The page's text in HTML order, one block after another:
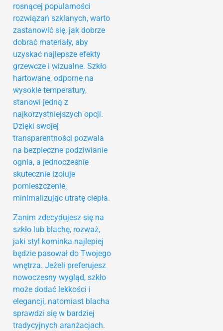
rosnącej popularności
rozwiązań szklanych, warto
zastanowić się, jak dobrze
dobrać materiały, aby
uzyskać najlepsze efekty
grzewcze i wizualne. Szkło
hartowane, odporne na
wysokie temperatury,
stanowi jedną z
najkorzystniejszych opcji.
Dzięki swojej
transparentności pozwala
na bezpieczne podziwianie
ognia, a jednocześnie
skutecznie izoluje
pomieszczenie,
minimalizując utratę ciepła.
Zanim zdecydujesz się na
szkło lub blachę, rozważ,
jaki styl kominka najlepiej
będzie pasował do Twojego
wnętrza. Jeżeli preferujesz
nowoczesny wygląd, szkło
może dodać lekkości i
elegancji, natomiast blacha
sprawdzi się w bardziej
tradycyjnych aranżacjach.